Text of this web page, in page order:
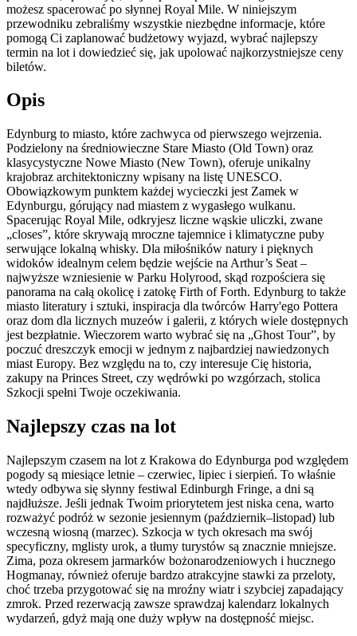
możesz spacerować po słynnej Royal Mile. W niniejszym
przewodniku zebraliśmy wszystkie niezbędne informacje, które
pomogą Ci zaplanować budżetowy wyjazd, wybrać najlepszy
termin na lot i dowiedzieć się, jak upolować najkorzystniejsze ceny
biletów.
Opis
Edynburg to miasto, które zachwyca od pierwszego wejrzenia.
Podzielony na średniowieczne Stare Miasto (Old Town) oraz
klasycystyczne Nowe Miasto (New Town), oferuje unikalny
krajobraz architektoniczny wpisany na listę UNESCO.
Obowiązkowym punktem każdej wycieczki jest Zamek w
Edynburgu, górujący nad miastem z wygasłego wulkanu.
Spacerując Royal Mile, odkryjesz liczne wąskie uliczki, zwane
„closes”, które skrywają mroczne tajemnice i klimatyczne puby
serwujące lokalną whisky. Dla miłośników natury i pięknych
widoków idealnym celem będzie wejście na Arthur’s Seat –
najwyższe wzniesienie w Parku Holyrood, skąd rozpościera się
panorama na całą okolicę i zatokę Firth of Forth. Edynburg to także
miasto literatury i sztuki, inspiracja dla twórców Harry'ego Pottera
oraz dom dla licznych muzeów i galerii, z których wiele dostępnych
jest bezpłatnie. Wieczorem warto wybrać się na „Ghost Tour”, by
poczuć dreszczyk emocji w jednym z najbardziej nawiedzonych
miast Europy. Bez względu na to, czy interesuje Cię historia,
zakupy na Princes Street, czy wędrówki po wzgórzach, stolica
Szkocji spełni Twoje oczekiwania.
Najlepszy czas na lot
Najlepszym czasem na lot z Krakowa do Edynburga pod względem
pogody są miesiące letnie – czerwiec, lipiec i sierpień. To właśnie
wtedy odbywa się słynny festiwal Edinburgh Fringe, a dni są
najdłuższe. Jeśli jednak Twoim priorytetem jest niska cena, warto
rozważyć podróż w sezonie jesiennym (październik–listopad) lub
wczesną wiosną (marzec). Szkocja w tych okresach ma swój
specyficzny, mglisty urok, a tłumy turystów są znacznie mniejsze.
Zima, poza okresem jarmarków bożonarodzeniowych i hucznego
Hogmanay, również oferuje bardzo atrakcyjne stawki za przeloty,
choć trzeba przygotować się na mroźny wiatr i szybciej zapadający
zmrok. Przed rezerwacją zawsze sprawdzaj kalendarz lokalnych
wydarzeń, gdyż mają one duży wpływ na dostępność miejsc.